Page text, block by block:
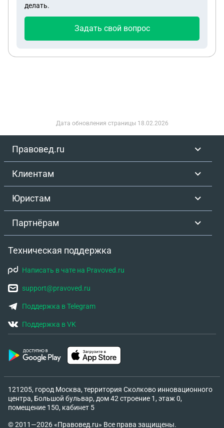
делать.
Задать свой вопрос
Дата обновления страницы 18.02.2026
Правовед.ru
Клиентам
Юристам
Партнёрам
Техническая поддержка
Написать в чате на Pravoved.ru
support@pravoved.ru
Поддержка в Telegram
Поддержка в VK
121205, город Москва, территория Сколково инновационного
центра, Большой бульвар, дом 42 строение 1, этаж 0,
помещение 150, кабинет 5
© 2011—2026 «Правовед.ru» Все права защищены.